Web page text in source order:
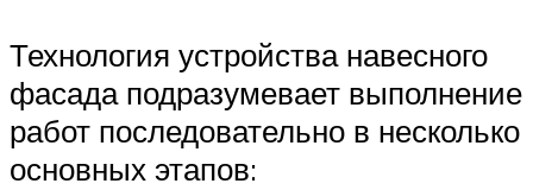
Технология устройства навесного
фасада подразумевает выполнение
работ последовательно в несколько
основных этапов: